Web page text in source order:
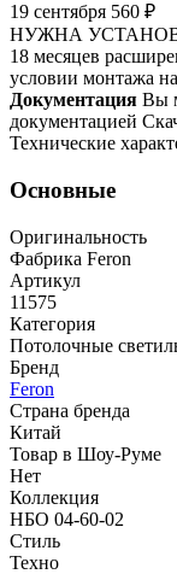
19 сентября 560 ₽
НУЖНА
18 месяцев
условии монтажа
Документация Вы
документацией
Технические
Основные
Оригинальность
Фабрика Feron
Артикул
11575
Категория
Потолочные
Бренд
Feron
Страна бренда
Китай
Товар в Шоу-Руме
Нет
Коллекция
НБО 04-60-02
Стиль
Техно